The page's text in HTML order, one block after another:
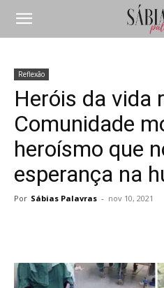
Reflexão
Heróis da vida
Comunidade
heroísmo que
esperança na
Por Sábias Palavras - nov 10, 2021